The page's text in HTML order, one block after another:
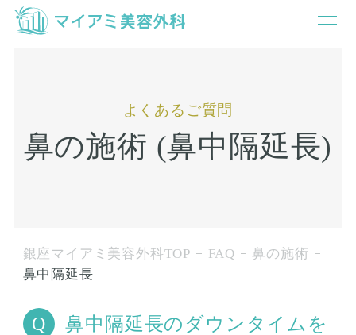
よくあるご質問
鼻の施術 (鼻中隔延長)
銀座マイアミ美容外科TOP FAQ
鼻の施術
鼻中隔延長
鼻中隔延長のダウンタイムを